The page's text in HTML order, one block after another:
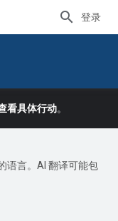
登录
看具体行动。
语言。AI 翻译可能包